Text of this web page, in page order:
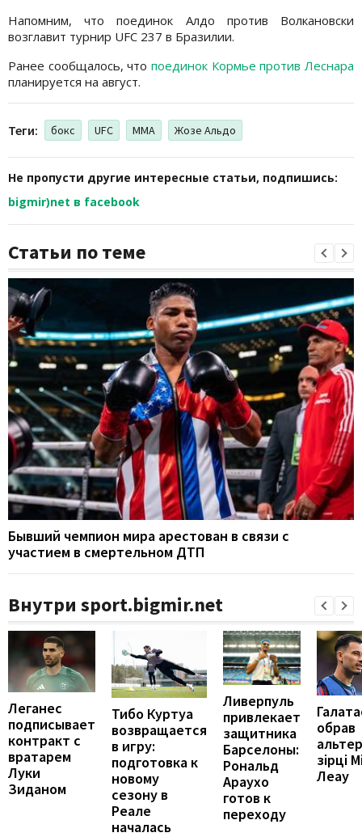
Напомним, что поединок Алдо против Волкановски
возглавит турнир UFC 237 в Бразилии.
Ранее сообщалось, что поединок Кормье против Леснара
планируется на август.
Теги: бокс UFC ММА Жозе Альдо
Не пропусти другие интересные статьи, подпишись:
bigmir)net в facebook
Статьи по теме
Бывший чемпион мира арестован в связи с
участием в смертельном ДТП
Внутри sport.bigmir.net
Леганес
подписывает
контракт с
вратарем
Луки
Зиданом
Тибо Куртуа
возвращается
в игру:
подготовка к
новому
сезону в
Реале
началась
Ливерпуль
привлекает
защитника
Барселоны:
Рональд
Араухо
готов к
переходу
обрав
зірці
Леау